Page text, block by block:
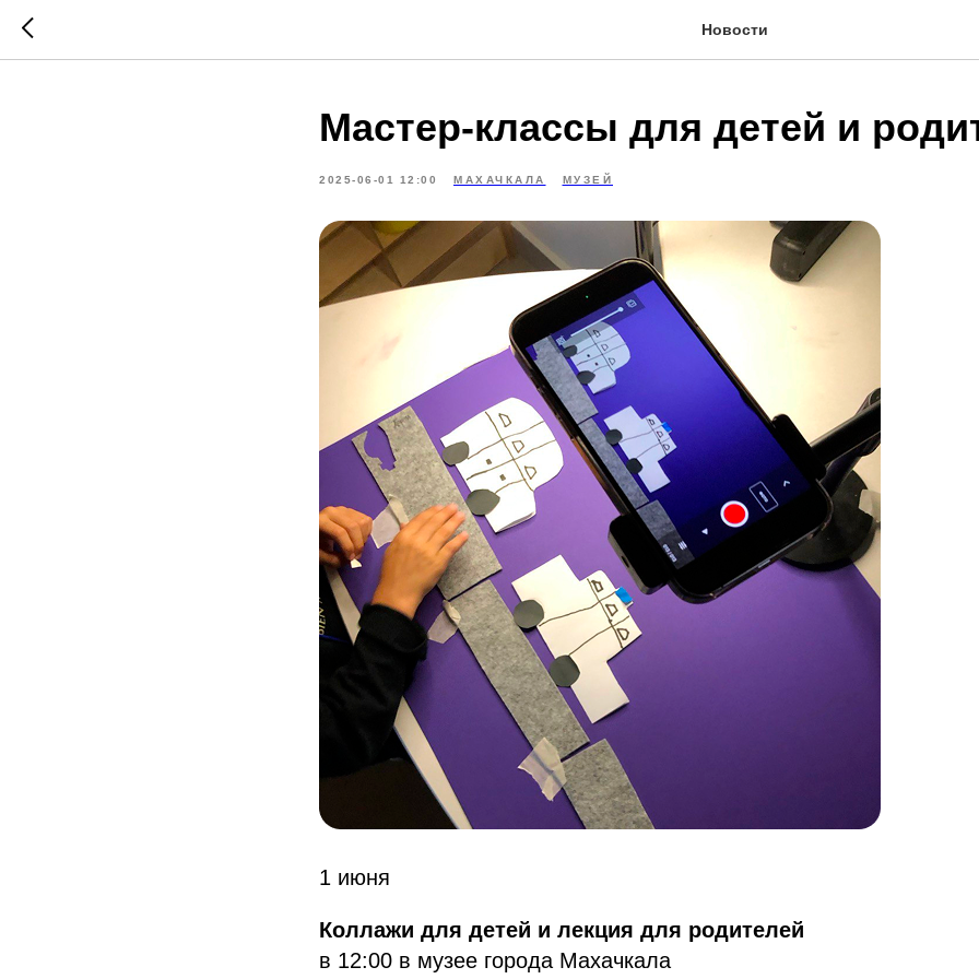
Новости
Мастер-классы для детей и
2025-06-01 12:00 МАХАЧКАЛА МУЗЕЙ
1 июня
Коллажи для детей и лекция для родителей
в 12:00 в музее города Махачкала